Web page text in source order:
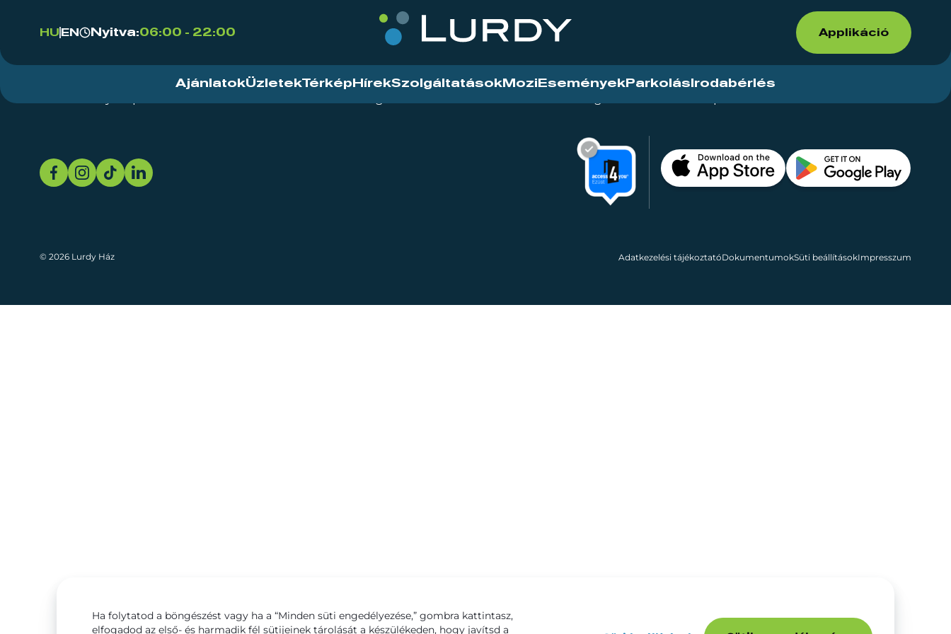
HU EN Nyitva:06:00 - 22:00 Applikáció
AjánlatokÜzletekTérkép HírekSzolgáltatások Mozi Események Parkolás Irodabérlés
© 2026 Lurdy Ház Adatkezelési tájékoztatóDokumentumokSüti beállításokImpresszum
Ha folytatod a böngészést vagy ha a “Minden süti engedélyezése,” gombra kattintasz,
elfogadod az első- és harmadik fél sütijeinek tárolását a készülékeden, hogy javítsd a